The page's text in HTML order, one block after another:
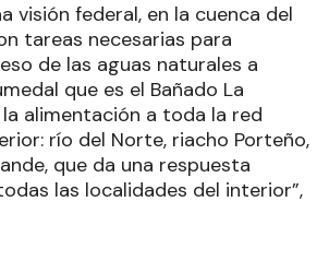
visión federal, en la cuenca del
tareas necesarias para
de las aguas naturales a
que es el Bañado La
alimentación a toda la red
río del Norte, riacho Porteño,
que da una respuesta
las localidades del interior”,